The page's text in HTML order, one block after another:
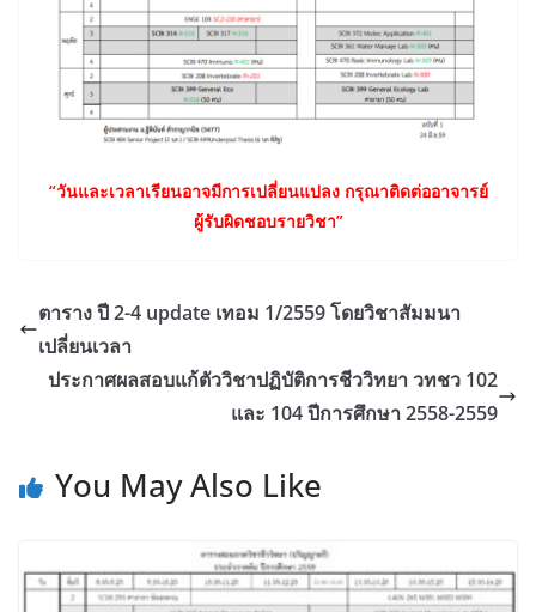
“วันและเวลาเรียนอาจมีการเปลี่ยนแปลง กรุณาติดต่ออาจารย์
ผู้รับผิดชอบรายวิชา”
ตาราง ปี 2-4 update เทอม 1/2559 โดยวิชาสัมมนา
เปลี่ยนเวลา
ประกาศผลสอบแก้ตัววิชาปฏิบัติการชีววิทยา วทชว 102
และ 104 ปีการศึกษา 2558-2559
You May Also Like